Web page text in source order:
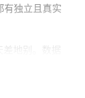
有独立且真实
能无限提取